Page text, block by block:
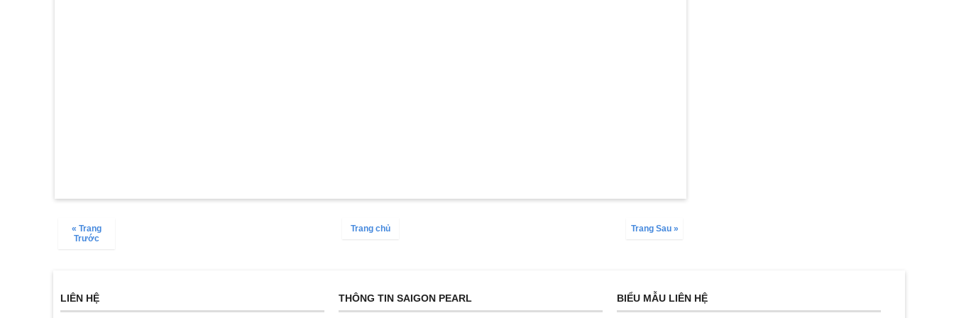
« Trang
Trước
Trang Sau »
Trang chủ
LIÊN HỆ THÔNG TIN SAIGON PEARL BIỂU MẪU LIÊN HỆ